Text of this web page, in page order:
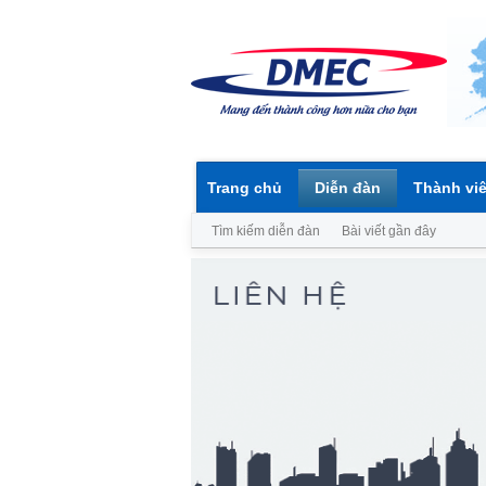
Trang chủ Diễn đàn
Tìm kiếm diễn đàn Bài viết gần đây
Thành